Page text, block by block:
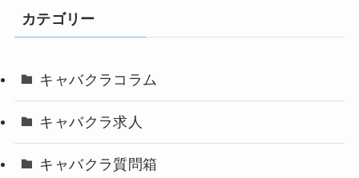
カテゴリー
キャバクラコラム
キャバクラ求人
キャバクラ質問箱